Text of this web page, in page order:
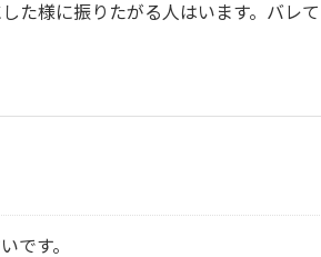
た様に振りたがる人はいます。バレ
です。